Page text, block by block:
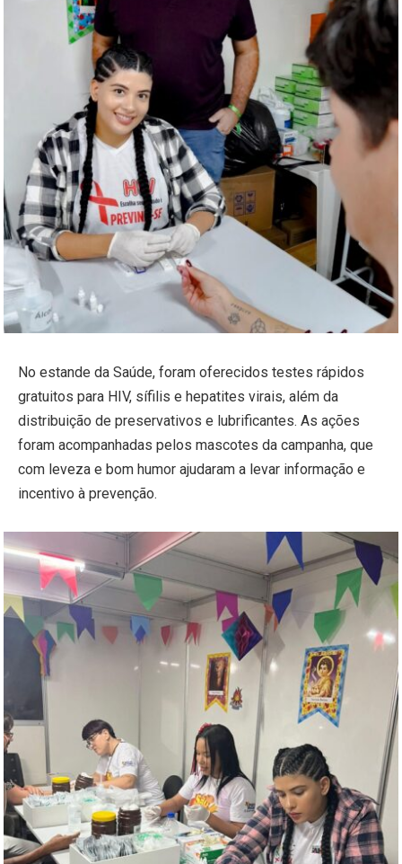
No estande da Saúde, foram oferecidos testes rápidos
gratuitos para HIV, sífilis e hepatites virais, além da
distribuição de preservativos e lubrificantes. As ações
foram acompanhadas pelos mascotes da campanha, que
com leveza e bom humor ajudaram a levar informação e
incentivo à prevenção.